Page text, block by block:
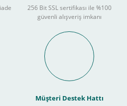
256 Bit SSL sertifikası ile %100
güvenli alışveriş imkanı
Müşteri Destek Hattı